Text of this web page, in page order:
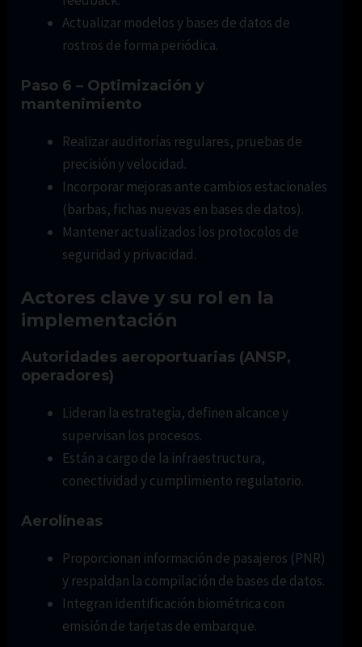
Actualizar modelos y bases de datos de
rostros de forma periódica.
Paso 6 – Optimización y
mantenimiento
Realizar auditorías regulares, pruebas de
precisión y velocidad.
Incorporar mejoras ante cambios estacionales
(barbas, fichas nuevas en bases de datos).
Mantener actualizados los protocolos de
seguridad y privacidad.
Actores clave y su rol en la
implementación
Autoridades aeroportuarias (ANSP,
operadores)
Lideran la estrategia, definen alcance y
supervisan los procesos.
Están a cargo de la infraestructura,
conectividad y cumplimiento regulatorio.
Aerolíneas
Proporcionan información de pasajeros (PNR)
y respaldan la compilación de bases de datos.
Integran identificación biométrica con
emisión de tarjetas de embarque.